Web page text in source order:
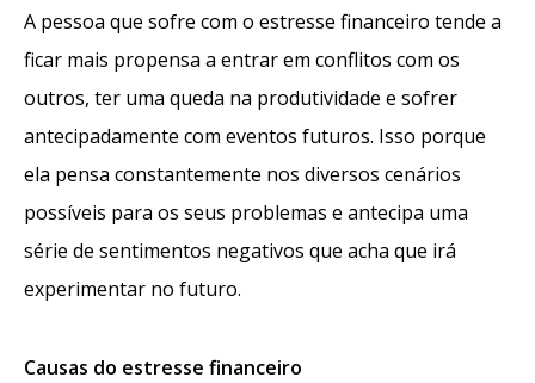
A pessoa que sofre com o estresse financeiro tende a
ficar mais propensa a entrar em conflitos com os
outros, ter uma queda na produtividade e sofrer
antecipadamente com eventos futuros. Isso porque
ela pensa constantemente nos diversos cenários
possíveis para os seus problemas e antecipa uma
série de sentimentos negativos que acha que irá
experimentar no futuro.
Causas do estresse financeiro